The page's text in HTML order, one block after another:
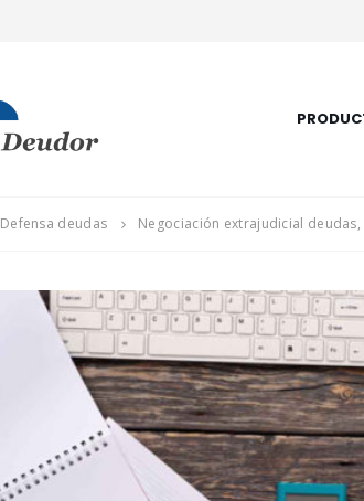
Defensa deudas Negociación extrajudicial